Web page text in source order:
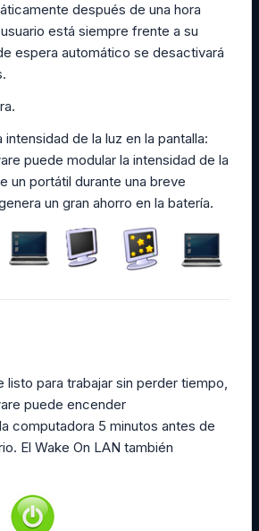
después de una hora
está siempre frente a su
espera automático se desactivará
de la luz en la pantalla:
puede modular la intensidad de la
un portátil durante una breve
un gran ahorro en la batería.
listo para trabajar sin perder tiempo,
puede encender
computadora 5 minutos antes de
El Wake On LAN también